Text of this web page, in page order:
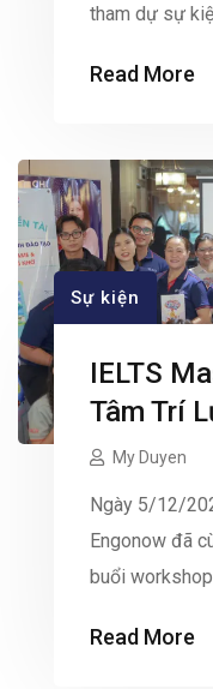
tham dự sự
hàng đầu đến
tiếp tại nhiều
Read More
Sự kiện
IELTS
Tâm Trí
chương
My Duyen
Ngày 5/12/
Engonow đã
buổi
MẦM HIỀN
Read More